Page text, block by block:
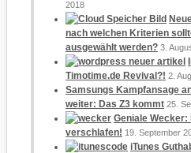
2018
nach welchen Kriterien
ausgewählt werden? 3.
Timotime.de Revival?! 2.
Samsungs Kampfansage
weiter: Das Z3 kommt 25.
Geniale Wecker:
verschlafen! 19. September
iTunes